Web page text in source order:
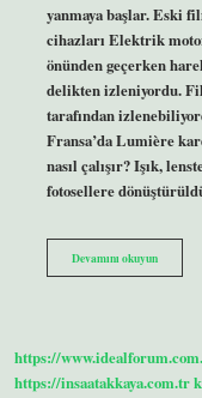
yanmaya başlar. Eski
cihazları Elektrik
önünden geçerken
delikten izleniyordu.
tarafından
Fransa’da Lumière
nasıl çalışır? Işık,
fotosellere
Devamını okuyunFilmli
Fotoğraf
https://
https://insaatakkaya.com.tr